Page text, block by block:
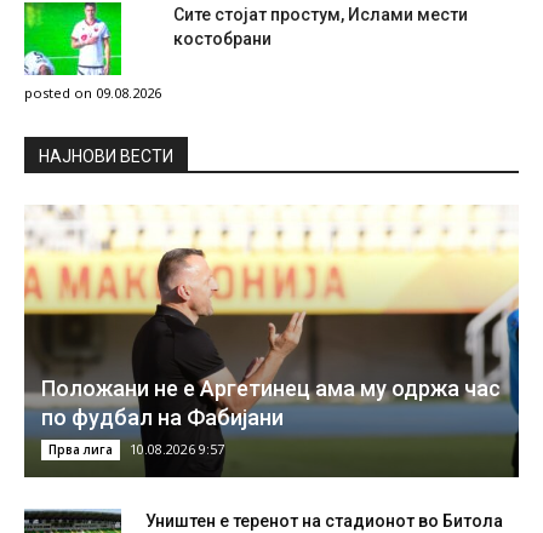
Сите стојат простум, Ислами мести
костобрани
posted on 09.08.2026
НAЈНОВИ ВЕСТИ
Положани не е Аргетинец ама му одржа час
по фудбал на Фабијани
Прва лига 10.08.2026 9:57
Уништен е теренот на стадионот во Битола